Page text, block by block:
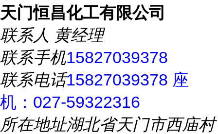
天门恒昌化工有限公司
联系人 黄经理
联系手机15827039378
联系电话15827039378 座
机：027-59322316
所在地址湖北省天门市西庙村